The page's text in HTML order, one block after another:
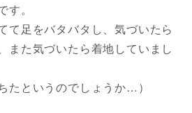
。
て足をバタバタし、気づいたら
また気づいたら着地していまし
たというのでしょうか…）